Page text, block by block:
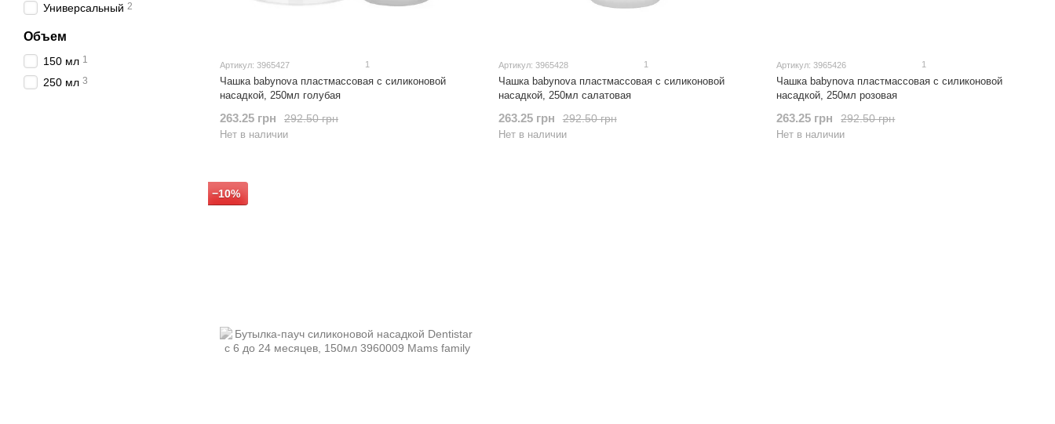
Артикул: 3965427 1
Чашка babynova пластмассовая с силиконовой
насадкой, 250мл голубая
292.50 грн
263.25 грн
Нет в наличии
Артикул: 3965428 1
Чашка babynova пластмассовая с силиконовой
насадкой, 250мл салатовая
292.50 грн
263.25 грн
Нет в наличии
Артикул: 3965426 1
Чашка babynova пластмассовая с силиконовой
насадкой, 250мл розовая
292.50 грн
263.25 грн
Нет в наличии
−10%
Универсальный 2
Объем
150 мл 1
250 мл 3